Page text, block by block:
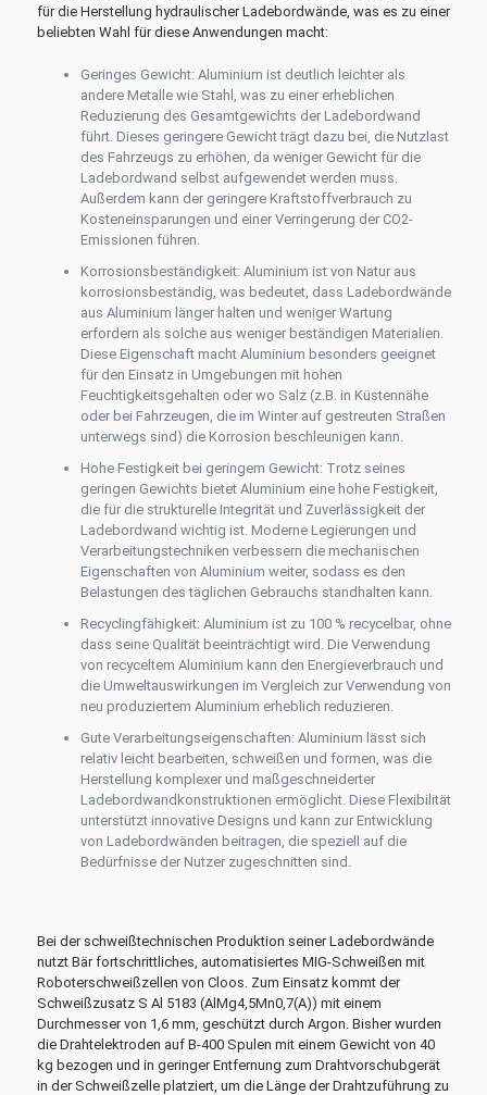
für die Herstellung hydraulischer Ladebordwände, was es zu einer
beliebten Wahl für diese Anwendungen macht:
Geringes Gewicht: Aluminium ist deutlich leichter als
andere Metalle wie Stahl, was zu einer erheblichen
Reduzierung des Gesamtgewichts der Ladebordwand
führt. Dieses geringere Gewicht trägt dazu bei, die Nutzlast
des Fahrzeugs zu erhöhen, da weniger Gewicht für die
Ladebordwand selbst aufgewendet werden muss.
Außerdem kann der geringere Kraftstoffverbrauch zu
Kosteneinsparungen und einer Verringerung der CO2-
Emissionen führen.
Korrosionsbeständigkeit: Aluminium ist von Natur aus
korrosionsbeständig, was bedeutet, dass Ladebordwände
aus Aluminium länger halten und weniger Wartung
erfordern als solche aus weniger beständigen Materialien.
Diese Eigenschaft macht Aluminium besonders geeignet
für den Einsatz in Umgebungen mit hohen
Feuchtigkeitsgehalten oder wo Salz (z.B. in Küstennähe
oder bei Fahrzeugen, die im Winter auf gestreuten Straßen
unterwegs sind) die Korrosion beschleunigen kann.
Hohe Festigkeit bei geringem Gewicht: Trotz seines
geringen Gewichts bietet Aluminium eine hohe Festigkeit,
die für die strukturelle Integrität und Zuverlässigkeit der
Ladebordwand wichtig ist. Moderne Legierungen und
Verarbeitungstechniken verbessern die mechanischen
Eigenschaften von Aluminium weiter, sodass es den
Belastungen des täglichen Gebrauchs standhalten kann.
Recyclingfähigkeit: Aluminium ist zu 100 % recycelbar, ohne
dass seine Qualität beeinträchtigt wird. Die Verwendung
von recyceltem Aluminium kann den Energieverbrauch und
die Umweltauswirkungen im Vergleich zur Verwendung von
neu produziertem Aluminium erheblich reduzieren.
Gute Verarbeitungseigenschaften: Aluminium lässt sich
relativ leicht bearbeiten, schweißen und formen, was die
Herstellung komplexer und maßgeschneiderter
Ladebordwandkonstruktionen ermöglicht. Diese Flexibilität
unterstützt innovative Designs und kann zur Entwicklung
von Ladebordwänden beitragen, die speziell auf die
Bedürfnisse der Nutzer zugeschnitten sind.
Bei der schweißtechnischen Produktion seiner Ladebordwände
nutzt Bär fortschrittliches, automatisiertes MIG-Schweißen mit
Roboterschweißzellen von Cloos. Zum Einsatz kommt der
Schweißzusatz S Al 5183 (AlMg4,5Mn0,7(A)) mit einem
Durchmesser von 1,6 mm, geschützt durch Argon. Bisher wurden
die Drahtelektroden auf B-400 Spulen mit einem Gewicht von 40
kg bezogen und in geringer Entfernung zum Drahtvorschubgerät
in der Schweißzelle platziert, um die Länge der Drahtzuführung zu